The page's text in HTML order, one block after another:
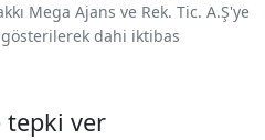
Mega Ajans ve Rek. Tic. A.Ş'ye
dahi iktibas
tepki ver